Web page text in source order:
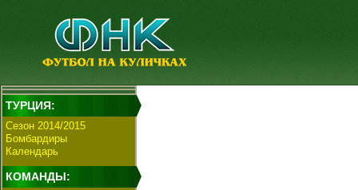
ТУРЦИЯ:
Сезон 2014/2015
Бомбардиры
Календарь
КОМАНДЫ: